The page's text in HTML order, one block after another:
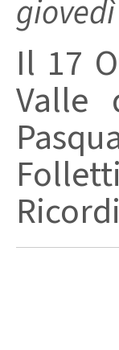
Il 17
Valle